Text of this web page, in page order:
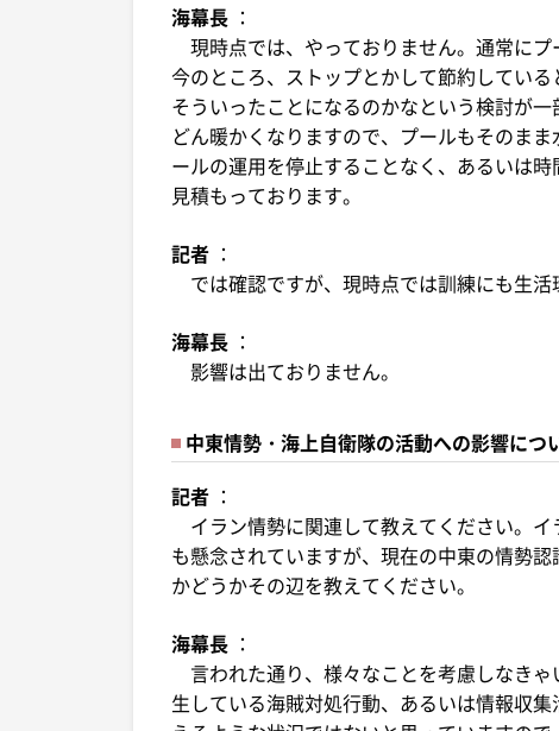
海幕長 ：
現時点では、やっておりません。通常にプ
今のところ、ストップとかして節約してい
そういったことになるのかなという検討が
どん暖かくなりますので、プールもそのま
ールの運用を停止することなく、あるいは
見積もっております。
記者 ：
では確認ですが、現時点では訓練にも生活
海幕長 ：
影響は出ておりません。
中東情勢・海上自衛隊の活動への影響につ
記者 ：
イラン情勢に関連して教えてください。
も懸念されていますが、現在の中東の情勢
かどうかその辺を教えてください。
海幕長 ：
言われた通り、様々なことを考慮しなき
生している海賊対処行動、あるいは情報収